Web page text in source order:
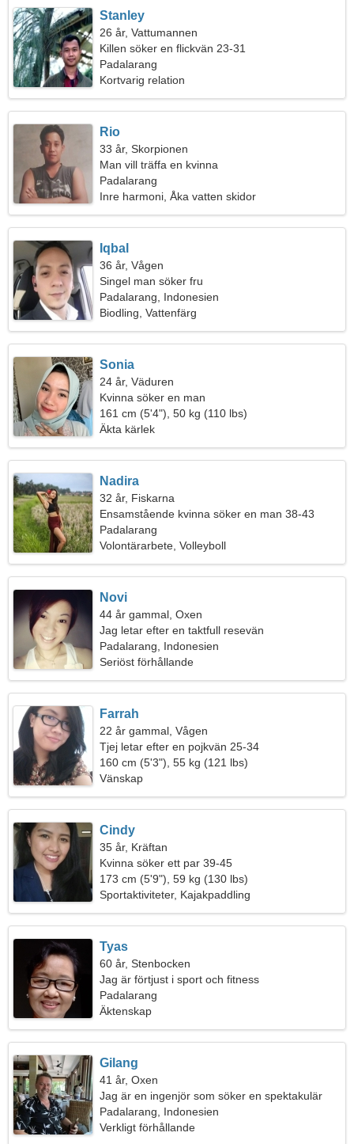
Stanley
26 år, Vattumannen
Killen söker en flickvän 23-31
Padalarang
Kortvarig relation
Rio
33 år, Skorpionen
Man vill träffa en kvinna
Padalarang
Inre harmoni, Åka vatten skidor
Iqbal
36 år, Vågen
Singel man söker fru
Padalarang, Indonesien
Biodling, Vattenfärg
Sonia
24 år, Väduren
Kvinna söker en man
161 cm (5'4"), 50 kg (110 lbs)
Äkta kärlek
Nadira
32 år, Fiskarna
Ensamstående kvinna söker en man 38-43
Padalarang
Volontärarbete, Volleyboll
Novi
44 år gammal, Oxen
Jag letar efter en taktfull resevän
Padalarang, Indonesien
Seriöst förhållande
Farrah
22 år gammal, Vågen
Tjej letar efter en pojkvän 25-34
160 cm (5'3"), 55 kg (121 lbs)
Vänskap
Cindy
35 år, Kräftan
Kvinna söker ett par 39-45
173 cm (5'9"), 59 kg (130 lbs)
Sportaktiviteter, Kajakpaddling
Tyas
60 år, Stenbocken
Jag är förtjust i sport och fitness
Padalarang
Äktenskap
Gilang
41 år, Oxen
Jag är en ingenjör som söker en spektakulär
kvinna
Padalarang, Indonesien
Verkligt förhållande